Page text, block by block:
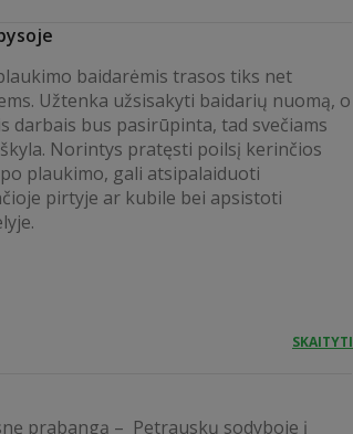
baidarėmis trasos tiks net
Užtenka užsisakyti baidarių nuomą, o
darbais bus pasirūpinta, tad svečiams
Norintys pratęsti poilsį kerinčios
plaukimo, gali atsipalaiduoti
pirtyje ar kubile bei apsistoti
SKAITYTI
prabangą – Petrauskų sodyboje į